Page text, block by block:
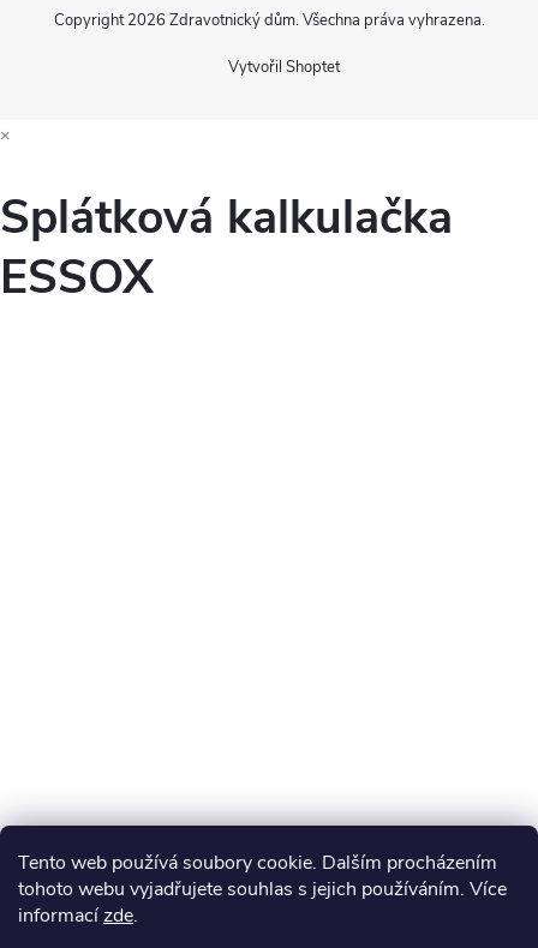
Tento web používá soubory cookie. Dalším procházením
tohoto webu vyjadřujete souhlas s jejich používáním. Více
informacízde.
Vytvořil Shoptet
Copyright 2026 Zdravotnický dům. Všechna práva vyhrazena.
×
Splátková kalkulačka
ESSOX